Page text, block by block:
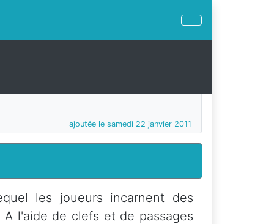
ajoutée le samedi 22 janvier 2011
les joueurs incarnent des
l'aide de clefs et de passages